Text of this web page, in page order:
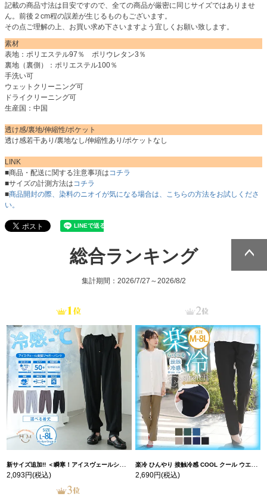
記載の商品寸法は目安ですので、全ての商品が厳密に同じサイズではありませ
ん。前後２cm程の誤差が生じるものもございます。
その点ご理解の上、お買い求め下さいますよう宜しくお願い致します。
素材
表地：ポリエステル97％ ポリウレタン3％
裏地（裏側）：ポリエステル100％
手洗い可
ウェットクリーニング可
ドライクリーニング可
生産国：中国
透け感/裏地/伸縮性/ポケット
透け感若干あり/裏地なし/伸縮性あり/ポケットなし
LINK
■商品・配送に関する注意事項はコチラ
■サイズの計測方法はコチラ
■商品開封の際、染料のニオイが気になる場合は、こちらの方法をお試しくださ
い。
総合ランキング
集計期間：2026/7/27～2026/8/2
新サイズ追加!! ＜瞬寒！アイスヴェールシリーズ＞ 美脚 ジョガーパンツ 【ウェストゴム】 【ストレッチ】 | 大きいサイズの通販ならハッピーマリリン
2,093円(税込)
楽冷 ひんやり 接触冷感 COOL クール ウエストゴム 楽ちん ストレッチ 美脚 レギパン 【ストレッチ】 | 大きいサイズの通販ならハッピーマリリン
2,690円(税込)